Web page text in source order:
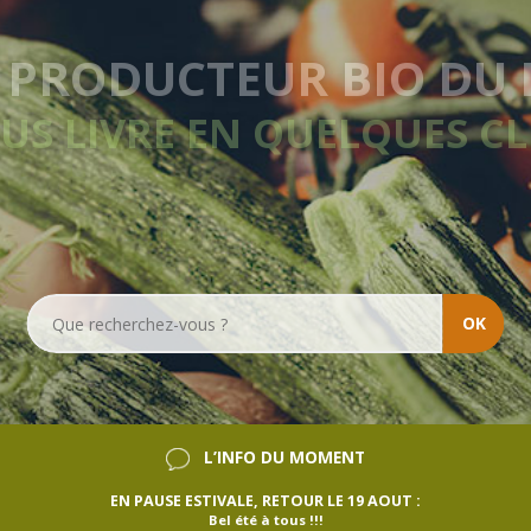
SANS ENGAGEMENT
OK
L’INFO DU MOMENT
EN PAUSE ESTIVALE, RETOUR LE 19 AOUT :
Bel été à tous !!!